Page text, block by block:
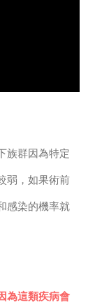
族群因為特定
弱，如果術前
感染的機率就
為這類疾病會